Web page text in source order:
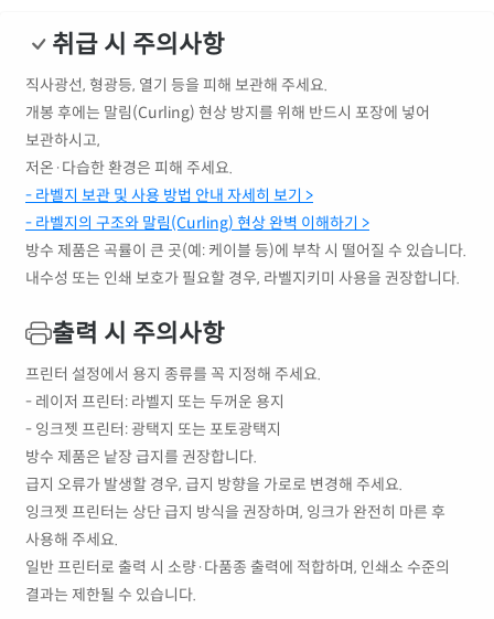
취급 시 주의사항
직사광선, 형광등, 열기 등을 피해 보관해 주세요.
개봉 후에는 말림(Curling) 현상 방지를 위해 반드시 포장에 넣어
보관하시고,
저온·다습한 환경은 피해 주세요.
- 라벨지 보관 및 사용 방법 안내 자세히 보기 >
- 라벨지의 구조와 말림(Curling) 현상 완벽 이해하기 >
방수 제품은 곡률이 큰 곳(예: 케이블 등)에 부착 시 떨어질 수 있습니다.
내수성 또는 인쇄 보호가 필요할 경우, 라벨지키미 사용을 권장합니다.
출력 시 주의사항
프린터 설정에서 용지 종류를 꼭 지정해 주세요.
- 레이저 프린터: 라벨지 또는 두꺼운 용지
- 잉크젯 프린터: 광택지 또는 포토광택지
방수 제품은 낱장 급지를 권장합니다.
급지 오류가 발생할 경우, 급지 방향을 가로로 변경해 주세요.
잉크젯 프린터는 상단 급지 방식을 권장하며, 잉크가 완전히 마른 후
사용해 주세요.
일반 프린터로 출력 시 소량·다품종 출력에 적합하며, 인쇄소 수준의
결과는 제한될 수 있습니다.